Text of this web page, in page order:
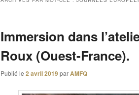
Immersion dans
Roux (Ouest-France).
Publié le 2 avril 2019parAMFQ